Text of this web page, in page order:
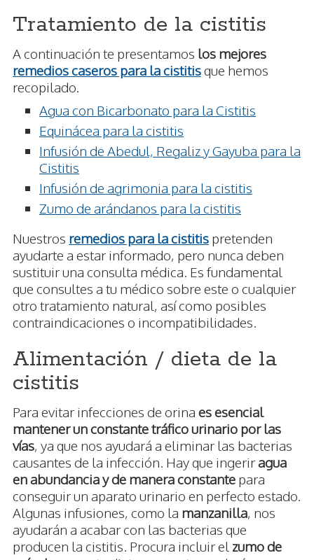
Tratamiento de la cistitis
A continuación te presentamos los mejores
remedios caseros para la cistitisque hemos
recopilado.
Agua con Bicarbonato para la Cistitis
Equinácea para la cistitis
Infusión de Abedul, Regaliz y Gayuba para la
Cistitis
Infusión de agrimonia para la cistitis
Zumo de arándanos para la cistitis
Nuestros remedios para la cistitis pretenden
ayudarte a estar informado, pero nunca deben
sustituir una consulta médica. Es fundamental
que consultes a tu médico sobre este o cualquier
otro tratamiento natural, así como posibles
contraindicaciones o incompatibilidades.
Alimentación / dieta de la
cistitis
Para evitar infecciones de orina es esencial
mantener un constante tráfico urinario por las
vías, ya que nos ayudará a eliminar las bacterias
causantes de la infección. Hay que ingeriragua
en abundancia y de manera constante para
conseguir un aparato urinario en perfecto estado.
Algunas infusiones, como la manzanilla, nos
ayudarán a acabar con las bacterias que
producen la cistitis. Procura incluir el zumo de